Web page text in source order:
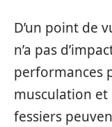
D’un point de
n’a pas
performances
musculation
fessiers